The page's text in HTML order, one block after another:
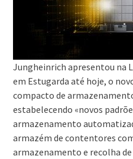
Jungheinrich apresentou na
em Estugarda até hoje, o
compacto de
estabelecendo «novos
armazenamento
armazém de contentores
armazenamento e recolha